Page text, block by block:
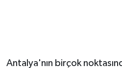
Antalya'nın birçok